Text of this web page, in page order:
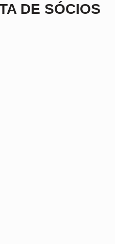
DE SÓCIOS